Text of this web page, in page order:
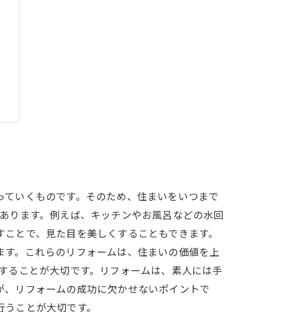
いくものです。そのため、住まいをいつまで
ります。例えば、キッチンやお風呂などの水回
とで、見た目を美しくすることもできます。
。これらのリフォームは、住まいの価値を上
ることが大切です。リフォームは、素人には手
リフォームの成功に欠かせないポイントで
ことが大切です。